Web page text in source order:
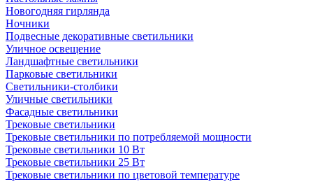
Новогодняя гирлянда
Ночники
Подвесные декоративные светильники
Уличное освещение
Ландшафтные светильники
Парковые светильники
Светильники-столбики
Уличные светильники
Фасадные светильники
Трековые светильники
Трековые светильники по потребляемой мощности
Трековые светильники 10 Вт
Трековые светильники 25 Вт
Трековые светильники по цветовой температуре